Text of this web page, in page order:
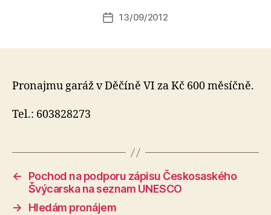
Autor
příspěvku
a
Datum
13/09/2012
Pronajmu garáž v Děčíně VI za Kč 600 měsíčně.
Tel.: 603828273
←
Pochod na podporu zápisu Českosaského
Švýcarska na seznam UNESCO
→
Hledám pronájem